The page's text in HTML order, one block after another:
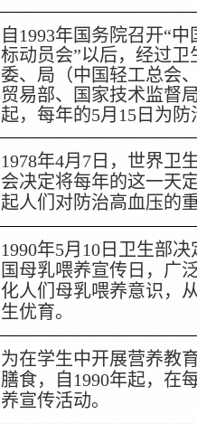
自 1993年国务院召开“中
标动员会”以后，经过卫
委、局（中国轻工总会
贸易部、国家技术监督
起，每年的5月 15 日 为防
1978年4月 7 日 ，世界卫
会决定将每年的这一天
起人们对防治高血压的
1990年5月 10 日 卫生部决
国母乳喂养宣传日，广
化人们母乳喂养意识，
生优育。
为在学生中开展营养教
膳食，自 1990年起，在
养宣传活动。